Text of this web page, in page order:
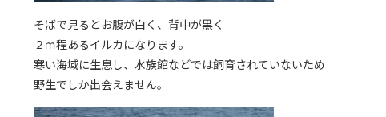
そばで見るとお腹が白く、背中が黒く
２ｍ程あるイルカになります。
寒い海域に生息し、水族館などでは飼育されていないため
野生でしか出会えません。